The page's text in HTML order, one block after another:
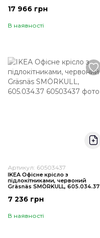
17 966 грн
В наявності
Артикул: 60503437
IKEA Офісне крісло з
підлокітниками, червоний
Gräsnäs SMÖRKULL, 605.034.37
7 236 грн
В наявності